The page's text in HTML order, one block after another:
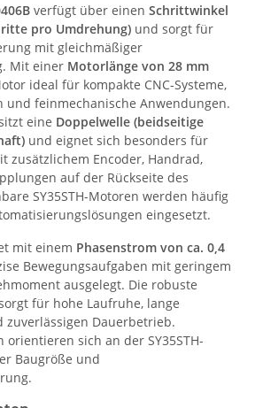
verfügt über einen Schrittwinkel
pro Umdrehung) und sorgt für
mit gleichmäßiger
Mit einer Motorlänge von 28 mm
ideal für kompakte CNC-Systeme,
und feinmechanische Anwendungen.
eine Doppelwelle (beidseitige
und eignet sich besonders für
zusätzlichem Encoder, Handrad,
auf der Rückseite des
SY35STH-Motoren werden häufig
eingesetzt.
mit einem Phasenstrom von ca. 0,4
Bewegungsaufgaben mit geringem
ausgelegt. Die robuste
für hohe Laufruhe, lange
zuverlässigen Dauerbetrieb.
orientieren sich an der SY35STH-
Baugröße und